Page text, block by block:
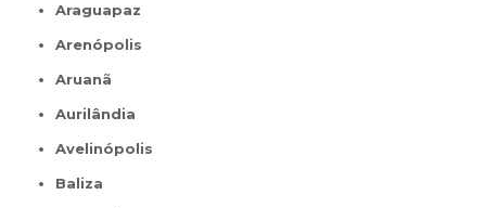
Araguapaz
Arenópolis
Aruanã
Aurilândia
Avelinópolis
Baliza